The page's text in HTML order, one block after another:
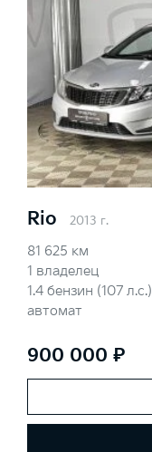
Rio 2013 г.
81 625 км
1 владелец
1.4 бензин (107 л.с.)
автомат
900 000 ₽